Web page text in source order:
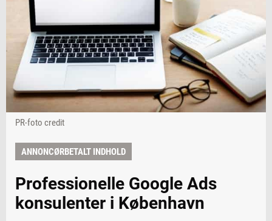
PR-foto credit
ANNONCØRBETALT INDHOLD
Professionelle Google Ads
konsulenter i København